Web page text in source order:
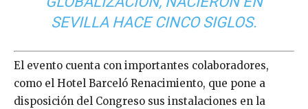
SEVILLA HACE CINCO SIGLOS.
El evento cuenta con importantes colaboradores,
como el Hotel Barceló Renacimiento, que pone a
disposición del Congreso sus instalaciones en la